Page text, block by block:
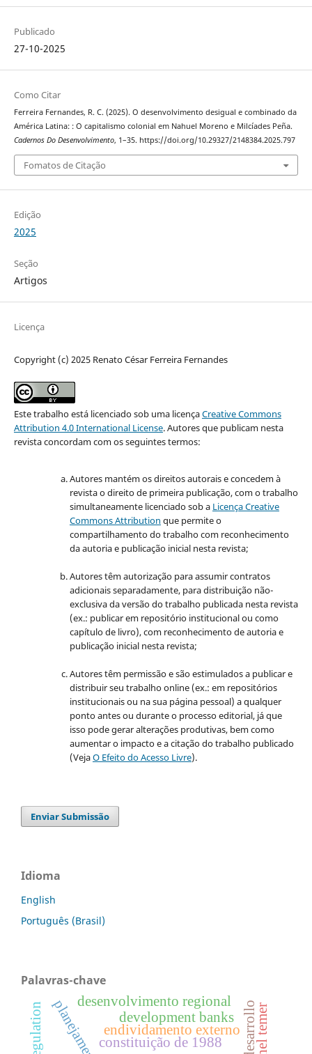
Publicado
27-10-2025
Como Citar
Ferreira Fernandes, R. C. (2025). O desenvolvimento desigual e combinado da
América Latina: : O capitalismo colonial em Nahuel Moreno e Milcíades Peña.
Cadernos Do Desenvolvimento, 1–35. https://doi.org/10.29327/2148384.2025.797
Fomatos de Citação
Edição
2025
Seção
Artigos
Licença
Copyright (c) 2025 Renato César Ferreira Fernandes
Este trabalho está licenciado sob uma licençaCreative Commons
Attribution 4.0 International License.Autores que publicam nesta
revista concordam com os seguintes termos:
Autores mantém os direitos autorais e concedem à
revista o direito de primeira publicação, com o trabalho
simultaneamente licenciado sob a Licença Creative
Commons Attribution que permite o
compartilhamento do trabalho com reconhecimento
da autoria e publicação inicial nesta revista;
Autores têm autorização para assumir contratos
adicionais separadamente, para distribuição não-
exclusiva da versão do trabalho publicada nesta revista
(ex.: publicar em repositório institucional ou como
capítulo de livro), com reconhecimento de autoria e
publicação inicial nesta revista;
Autores têm permissão e são estimulados a publicar e
distribuir seu trabalho online (ex.: em repositórios
institucionais ou na sua página pessoal) a qualquer
ponto antes ou durante o processo editorial, já que
isso pode gerar alterações produtivas, bem como
aumentar o impacto e a citação do trabalho publicado
(VejaO Efeito do Acesso Livre).
Enviar Submissão
Idioma
English
Português (Brasil)
Palavras-chave
constituição de 1988
endividamento externo
development banks
desenvolvimento regional